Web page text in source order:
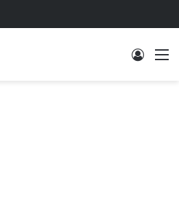
Log In